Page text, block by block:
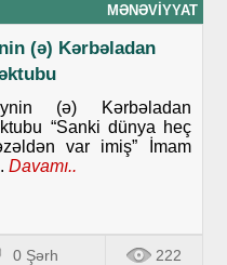
MƏNƏVIYYAT
(ə) Kərbəladan
(ə) Kərbəladan
“Sanki dünya heç
var imiş” İmam
Davamı..
0 Şərh 222